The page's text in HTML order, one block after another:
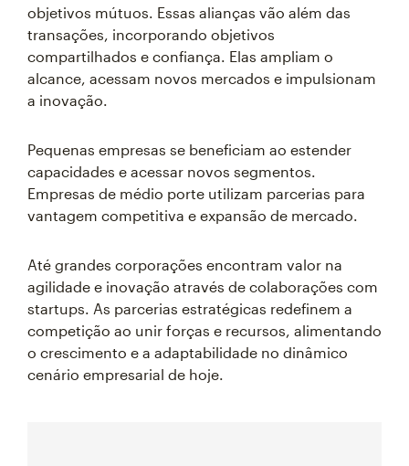
objetivos mútuos. Essas alianças vão além das
transações, incorporando objetivos
compartilhados e confiança. Elas ampliam o
alcance, acessam novos mercados e impulsionam
a inovação.
Pequenas empresas se beneficiam ao estender
capacidades e acessar novos segmentos.
Empresas de médio porte utilizam parcerias para
vantagem competitiva e expansão de mercado.
Até grandes corporações encontram valor na
agilidade e inovação através de colaborações com
startups. As parcerias estratégicas redefinem a
competição ao unir forças e recursos, alimentando
o crescimento e a adaptabilidade no dinâmico
cenário empresarial de hoje.